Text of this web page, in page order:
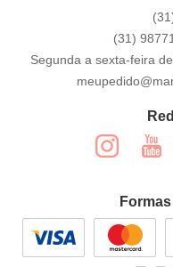
(31)
Segunda a sexta-feira